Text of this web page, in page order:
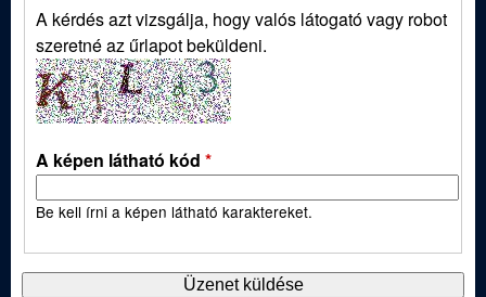
A kérdés azt vizsgálja, hogy valós látogató vagy robot
szeretné az űrlapot beküldeni.
A képen látható kód *
Be kell írni a képen látható karaktereket.